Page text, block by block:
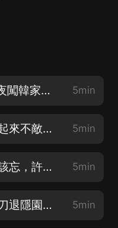
001集《荒江女俠》女俠夜闖韓家莊（歡迎訂閱關注五星好評） 5min
002集《荒江女俠》大站起來不敵，幸得少俠幫助（歡迎訂閱關注五星好評） 5min
003集《荒江女俠》命不該忘，許訴衷腸回憶身世（歡迎訂閱關注五星好評） 5min
004集《荒江女俠》方大刀退隱園林，遭愁人追殺（歡迎訂閱關注五星好評） 5min